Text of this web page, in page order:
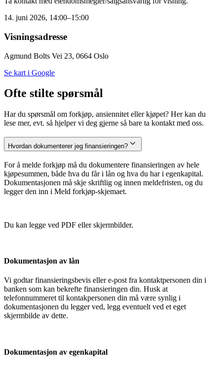
14. juni 2026, 14:00–15:00
Visningsadresse
Agmund Bolts Vei 23, 0664 Oslo
Se kart i Google
Ofte stilte spørsmål
Har du spørsmål om forkjøp, ansiennitet eller kjøpet? Her kan du
lese mer, evt. så hjelper vi deg gjerne så bare ta kontakt med oss.
Hvordan dokumenterer jeg finansieringen?
For å melde forkjøp må du dokumentere finansieringen av hele
kjøpesummen, både hva du får i lån og hva du har i egenkapital.
Dokumentasjonen må skje skriftlig og innen meldefristen, og du
legger den inn i Meld forkjøp-skjemaet.
Du kan legge ved PDF eller skjermbilder.
Dokumentasjon av lån
Vi godtar finansieringsbevis eller e-post fra kontaktpersonen din i
banken som kan bekrefte finansieringen din. Husk at
telefonnummeret til kontakpersonen din må være synlig i
dokumentasjonen du legger ved, legg eventuelt ved et eget
skjermbilde av dette.
Dokumentasjon av egenkapital